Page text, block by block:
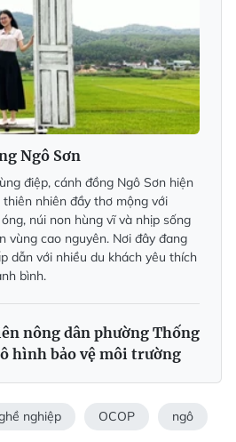
Ngô Sơn
điệp, cánh đồng Ngô Sơn hiện
nhiên đầy thơ mộng với
núi non hùng vĩ và nhịp sống
vùng cao nguyên. Nơi đây đang
dẫn với nhiều du khách yêu thích
bình.
nông dân phường Thống
hình bảo vệ môi trường
nghiệp OCOP ngô